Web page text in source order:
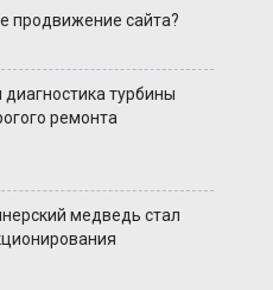
продвижение сайта?
турбины
ремонта
медведь стал